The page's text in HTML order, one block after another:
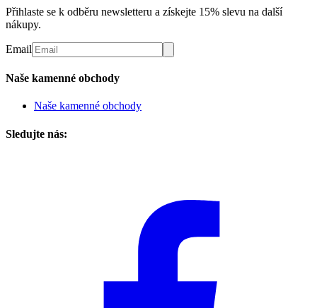
Přihlaste se k odběru newsletteru a získejte 15% slevu na další
nákupy.
Email
Naše kamenné obchody
Naše kamenné obchody
Sledujte nás: